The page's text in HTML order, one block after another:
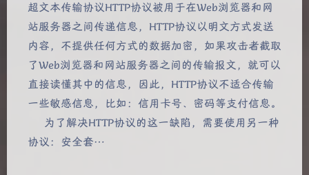
夜间模式
Sans Serif Serif
浅阴影 深阴影
超文本传输协议HTTP协议被用于在Web浏览器和网
站服务器之间传递信息，HTTP协议以明文方式发送
内容，不提供任何方式的数据加密，如果攻击者截取
了Web浏览器和网站服务器之间的传输报文，就可以
直接读懂其中的信息，因此，HTTP协议不适合传输
一些敏感信息，比如：信用卡号、密码等支付信息。
为了解决HTTP协议的这一缺陷，需要使用另一种
协议：安全套…